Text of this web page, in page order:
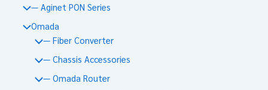
— Aginet PON Series
Omada
— Fiber Converter
— Chassis Accessories
— Omada Router